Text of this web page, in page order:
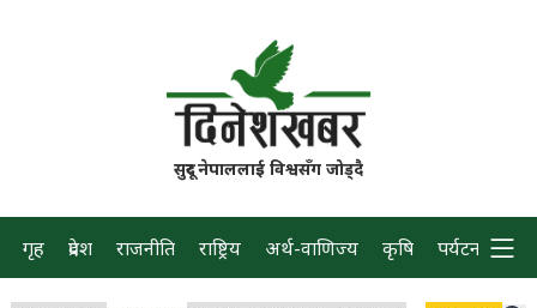
सुदूर नेपाललाई विश्वसँग जोड्दै
गृह प्रदेश राजनीति राष्ट्रिय अर्थ-वाणिज्य कृषि पर्यटन प्रवास